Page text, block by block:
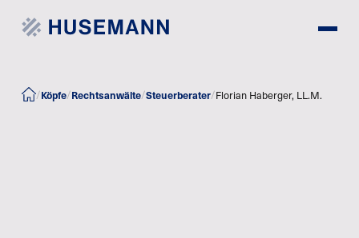
/Köpfe/Rechtsanwälte/Steuerberater/Florian Haberger, LL.M.